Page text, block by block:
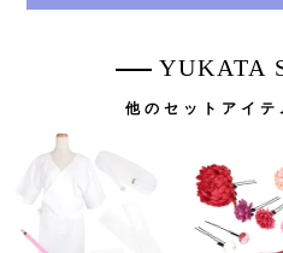
YUKATA
他のセットアイ